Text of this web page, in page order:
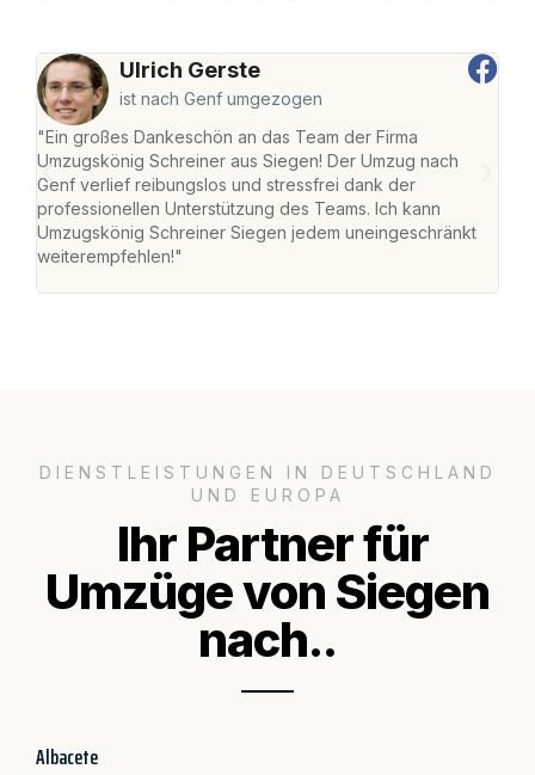
Ulrich Gerste
ist nach Genf umgezogen
"Ein großes Dankeschön an das Team der Firma
Umzugskönig Schreiner aus Siegen! Der Umzug nach
Genf verlief reibungslos und stressfrei dank der
professionellen Unterstützung des Teams. Ich kann
Umzugskönig Schreiner Siegen jedem uneingeschränkt
weiterempfehlen!"
DIENSTLEISTUNGEN IN DEUTSCHLAND
UND EUROPA
Ihr Partner für
Umzüge von Siegen
nach..
Albacete